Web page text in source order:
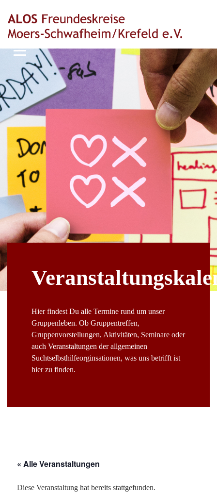
Hier findest Du alle Termine rund um unser
Gruppenleben. Ob Gruppentreffen,
Gruppenvorstellungen, Aktivitäten, Seminare oder
auch Veranstaltungen der allgemeinen
Suchtselbsthilfeorginsationen, was uns betrifft ist
hier zu finden.
« Alle Veranstaltungen
Diese Veranstaltung hat bereits stattgefunden.